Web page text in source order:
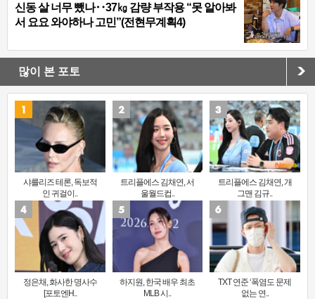
신동 살 너무 뺐나‥37㎏ 감량 부작용 “못 알아봐
서 요요 와야하나 고민”(전현무계획4)
많이 본 포토
샤를리즈 테론, 독보적
인 귀걸이..
트리플에스 김채연, 서
울월드컵..
트리플에스 김채연, 개
그맨 김규..
정은채, 화사한 명사수
[포토엔H..
하지원, 한국 배우 최초
MLB 시..
TXT 연준 ‘폭염도 문제
없는 연..